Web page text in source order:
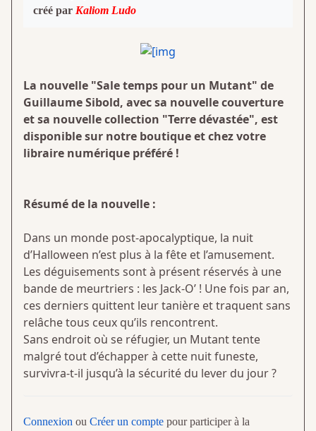
créé par Kaliom Ludo
La nouvelle "Sale temps pour un Mutant" de
Guillaume Sibold, avec sa nouvelle couverture
et sa nouvelle collection "Terre dévastée", est
disponible sur notre boutique et chez votre
libraire numérique préféré !
Résumé de la nouvelle :
Dans un monde post-apocalyptique, la nuit
d’Halloween n’est plus à la fête et l’amusement.
Les déguisements sont à présent réservés à une
bande de meurtriers : les Jack-O’ ! Une fois par an,
ces derniers quittent leur tanière et traquent sans
relâche tous ceux qu’ils rencontrent.
Sans endroit où se réfugier, un Mutant tente
malgré tout d’échapper à cette nuit funeste,
survivra-t-il jusqu’à la sécurité du lever du jour ?
Connexion ou Créer un compte pour participer à la